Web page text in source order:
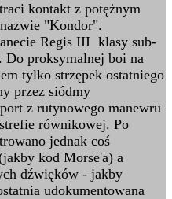
kontakt z potężnym
"Kondor".
Regis III klasy sub-
Do proksymalnej boi na
tylko strzępek ostatniego
przez siódmy
z rutynowego manewru
równikowej. Po
jednak coś
kod Morse'a) a
dźwięków - jakby
udokumentowana